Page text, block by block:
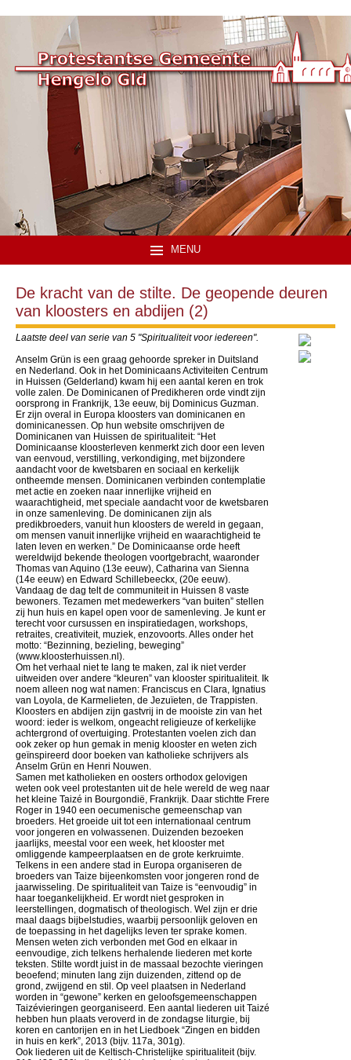
MENU
De kracht van de stilte. De geopende deuren
van kloosters en abdijen (2)
Laatste deel van serie van 5 "Spiritualiteit voor iedereen".
Anselm Grün is een graag gehoorde spreker in Duitsland
en Nederland. Ook in het Dominicaans Activiteiten Centrum
in Huissen (Gelderland) kwam hij een aantal keren en trok
volle zalen. De Dominicanen of Predikheren orde vindt zijn
oorsprong in Frankrijk, 13e eeuw, bij Dominicus Guzman.
Er zijn overal in Europa kloosters van dominicanen en
dominicanessen. Op hun website omschrijven de
Dominicanen van Huissen de spiritualiteit: “Het
Dominicaanse kloosterleven kenmerkt zich door een leven
van eenvoud, verstilling, verkondiging, met bijzondere
aandacht voor de kwetsbaren en sociaal en kerkelijk
ontheemde mensen. Dominicanen verbinden contemplatie
met actie en zoeken naar innerlijke vrijheid en
waarachtigheid, met speciale aandacht voor de kwetsbaren
in onze samenleving. De dominicanen zijn als
predikbroeders, vanuit hun kloosters de wereld in gegaan,
om mensen vanuit innerlijke vrijheid en waarachtigheid te
laten leven en werken.” De Dominicaanse orde heeft
wereldwijd bekende theologen voortgebracht, waaronder
Thomas van Aquino (13e eeuw), Catharina van Sienna
(14e eeuw) en Edward Schillebeeckx, (20e eeuw).
Vandaag de dag telt de communiteit in Huissen 8 vaste
bewoners. Tezamen met medewerkers “van buiten” stellen
zij hun huis en kapel open voor de samenleving. Je kunt er
terecht voor cursussen en inspiratiedagen, workshops,
retraites, creativiteit, muziek, enzovoorts. Alles onder het
motto: “Bezinning, bezieling, beweging”
(www.kloosterhuissen.nl).
Om het verhaal niet te lang te maken, zal ik niet verder
uitweiden over andere “kleuren” van klooster spiritualiteit. Ik
noem alleen nog wat namen: Franciscus en Clara, Ignatius
van Loyola, de Karmelieten, de Jezuïeten, de Trappisten.
Kloosters en abdijen zijn gastvrij in de mooiste zin van het
woord: ieder is welkom, ongeacht religieuze of kerkelijke
achtergrond of overtuiging. Protestanten voelen zich dan
ook zeker op hun gemak in menig klooster en weten zich
geïnspireerd door boeken van katholieke schrijvers als
Anselm Grün en Henri Nouwen.
Samen met katholieken en oosters orthodox gelovigen
weten ook veel protestanten uit de hele wereld de weg naar
het kleine Taizé in Bourgondië, Frankrijk. Daar stichtte Frere
Roger in 1940 een oecumenische gemeenschap van
broeders. Het groeide uit tot een internationaal centrum
voor jongeren en volwassenen. Duizenden bezoeken
jaarlijks, meestal voor een week, het klooster met
omliggende kampeerplaatsen en de grote kerkruimte.
Telkens in een andere stad in Europa organiseren de
broeders van Taize bijeenkomsten voor jongeren rond de
jaarwisseling. De spiritualiteit van Taize is “eenvoudig” in
haar toegankelijkheid. Er wordt niet gesproken in
leerstellingen, dogmatisch of theologisch. Wel zijn er drie
maal daags bijbelstudies, waarbij persoonlijk geloven en
de toepassing in het dagelijks leven ter sprake komen.
Mensen weten zich verbonden met God en elkaar in
eenvoudige, zich telkens herhalende liederen met korte
teksten. Stilte wordt juist in de massaal bezochte vieringen
beoefend; minuten lang zijn duizenden, zittend op de
grond, zwijgend en stil. Op veel plaatsen in Nederland
worden in “gewone” kerken en geloofsgemeenschappen
Taizévieringen georganiseerd. Een aantal liederen uit Taizé
hebben hun plaats veroverd in de zondagse liturgie, bij
koren en cantorijen en in het Liedboek “Zingen en bidden
in huis en kerk”, 2013 (bijv. 117a, 301g).
Ook liederen uit de Keltisch-Christelijke spiritualiteit (bijv.